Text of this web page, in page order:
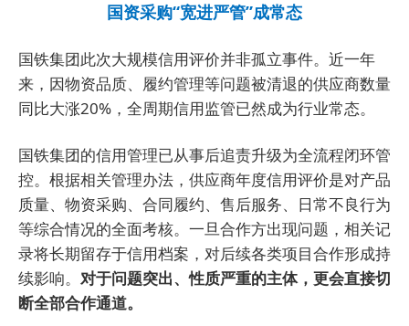
国资采购“宽进严管”成常态
国铁集团此次大规模信用评价并非孤立事件。近一年
来，因物资品质、履约管理等问题被清退的供应商数量
同比大涨20%，全周期信用监管已然成为行业常态。
国铁集团的信用管理已从事后追责升级为全流程闭环管
控。根据相关管理办法，供应商年度信用评价是对产品
质量、物资采购、合同履约、售后服务、日常不良行为
等综合情况的全面考核。一旦合作方出现问题，相关记
录将长期留存于信用档案，对后续各类项目合作形成持
续影响。 对于问题突出、性质严重的主体，更会直接切
断全部合作通道。